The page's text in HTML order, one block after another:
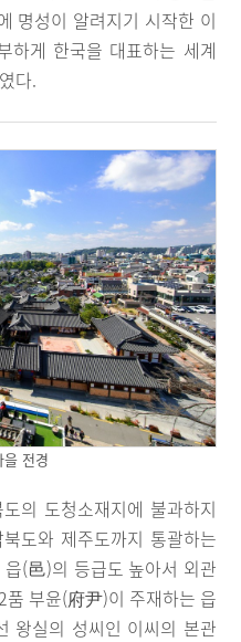
명성이 알려지기 시작한 이
하게 한국을 대표하는 세계
다.
을 전경
의 도청소재지에 불과하지
도와 제주도까지 통괄하는
(邑)의 등급도 높아서 외관
부윤(府尹)이 주재하는 읍
왕실의 성씨인 이씨의 본관